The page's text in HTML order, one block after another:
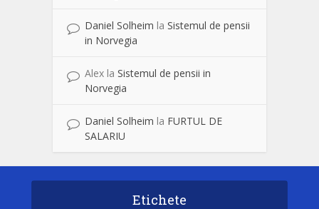
Daniel Solheim la Sistemul de pensii
in Norvegia
Alex la Sistemul de pensii in
Norvegia
Daniel Solheim la FURTUL DE
SALARIU
Etichete